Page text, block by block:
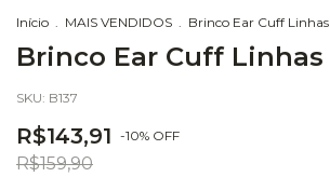
Início MAIS VENDIDOS Brinco Ear Cuff Linhas
Brinco Ear Cuff Linhas
SKU: B137
R$143,91 -10% OFF
R$159,90